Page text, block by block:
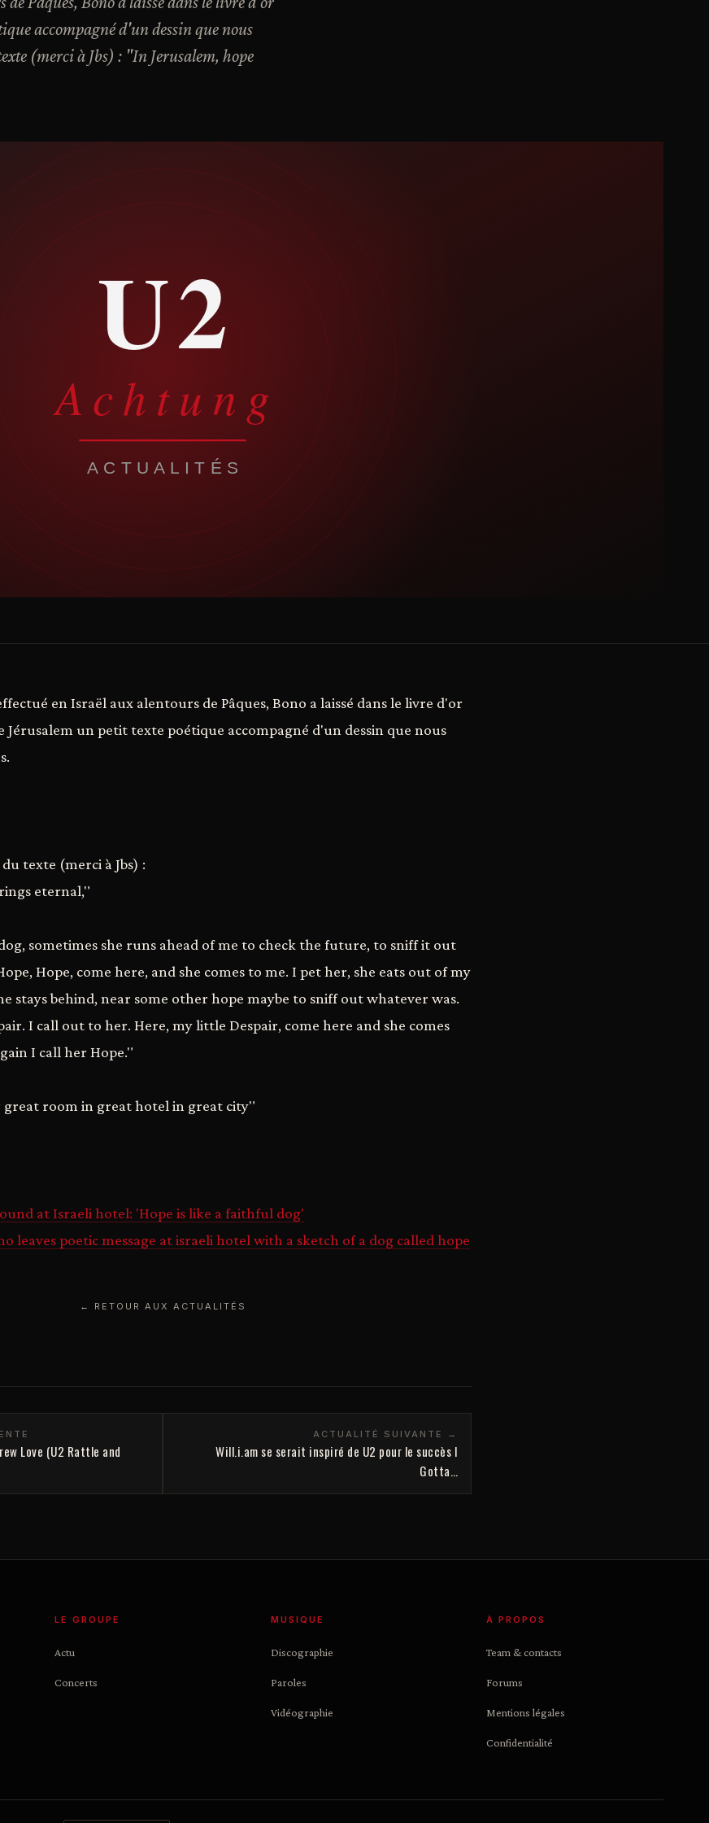
accompagné d'un dessin que nous
(merci à Jbs) : "In Jerusalem, hope
en Israël aux alentours de Pâques, Bono a laissé dans le livre d'or
Jérusalem un petit texte poétique accompagné d'un dessin que nous
texte (merci à Jbs) :
eternal,"
sometimes she runs ahead of me to check the future, to sniff it out
Hope, come here, and she comes to me. I pet her, she eats out of my
stays behind, near some other hope maybe to sniff out whatever was.
I call out to her. Here, my little Despair, come here and she comes
I call her Hope."
room in great hotel in great city"
at Israeli hotel: 'Hope is like a faithful dog'
leaves poetic message at israeli hotel with a sketch of a dog called hope
← RETOUR AUX ACTUALITÉS
Love (U2 Rattle and
ACTUALITÉ SUIVANTE →
Will.i.am se serait inspiré de U2 pour le succès I
Gotta…
LE GROUPE
Actu
Concerts
MUSIQUE
Discographie
Paroles
Vidéographie
À PROPOS
Team & contacts
Forums
Mentions légales
Confidentialité